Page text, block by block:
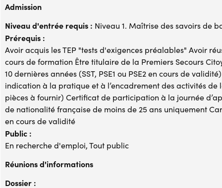
Admission
Niveau d'entrée requis : Niveau 1. Maîtrise des savoirs de
Prérequis :
Avoir acquis les TEP "tests d'exigences préalables" Avoir
cours de formation Être titulaire de la Premiers Secours
10 dernières années (SST, PSE1 ou PSE2 en cours de
indication à la pratique et à l’encadrement des activités de
pièces à fournir) Certificat de participation à la journée
de nationalité française de moins de 25 ans uniquement
en cours de validité
Public :
En recherche d'emploi, Tout public
Réunions d'informations
Dossier :